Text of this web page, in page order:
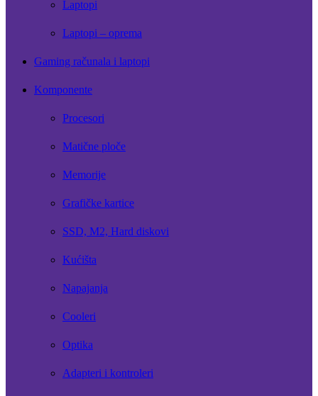
Laptopi
Laptopi – oprema
Gaming računala i laptopi
Komponente
Procesori
Matične ploče
Memorije
Grafičke kartice
SSD, M2, Hard diskovi
Kućišta
Napajanja
Cooleri
Optika
Adapteri i kontroleri